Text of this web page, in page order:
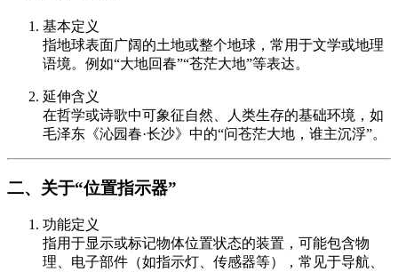
基本定义
指地球表面广阔的土地或整个地球，常用于文学或地理
语境。例如“大地回春”“苍茫大地”等表达。
延伸含义
在哲学或诗歌中可象征自然、人类生存的基础环境，如
毛泽东《沁园春·长沙》中的“问苍茫大地，谁主沉浮”。
二、关于“位置指示器”
功能定义
指用于显示或标记物体位置状态的装置，可能包含物
理、电子部件（如指示灯、传感器等），常见于导航、